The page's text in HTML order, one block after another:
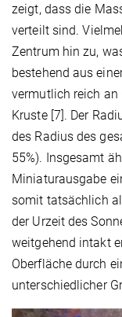
zeigt, dass die
verteilt sind.
Zentrum hin zu,
bestehend aus
vermutlich reich an
Kruste [7]. Der
des Radius des
55%). Insgesamt
Miniaturausgabe
somit tatsächlich
der Urzeit des
weitgehend intakt
Oberfläche durch
unterschiedlicher